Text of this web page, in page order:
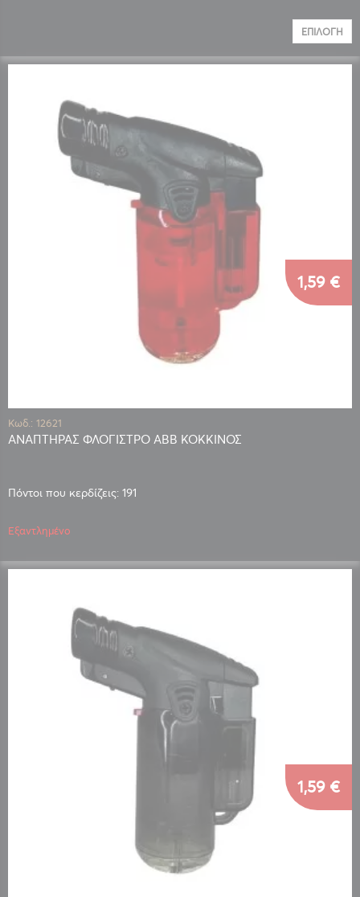
ΕΠΙΛΟΓΉ
Κωδ.: 12621
ΑΝΑΠΤΗΡΑΣ ΦΛΟΓΙΣΤΡΟ ABB ΚΟΚΚΙΝΟΣ
Πόντοι που κερδίζεις: 191
1,59 €
Εξαντλημένο
1,59 €